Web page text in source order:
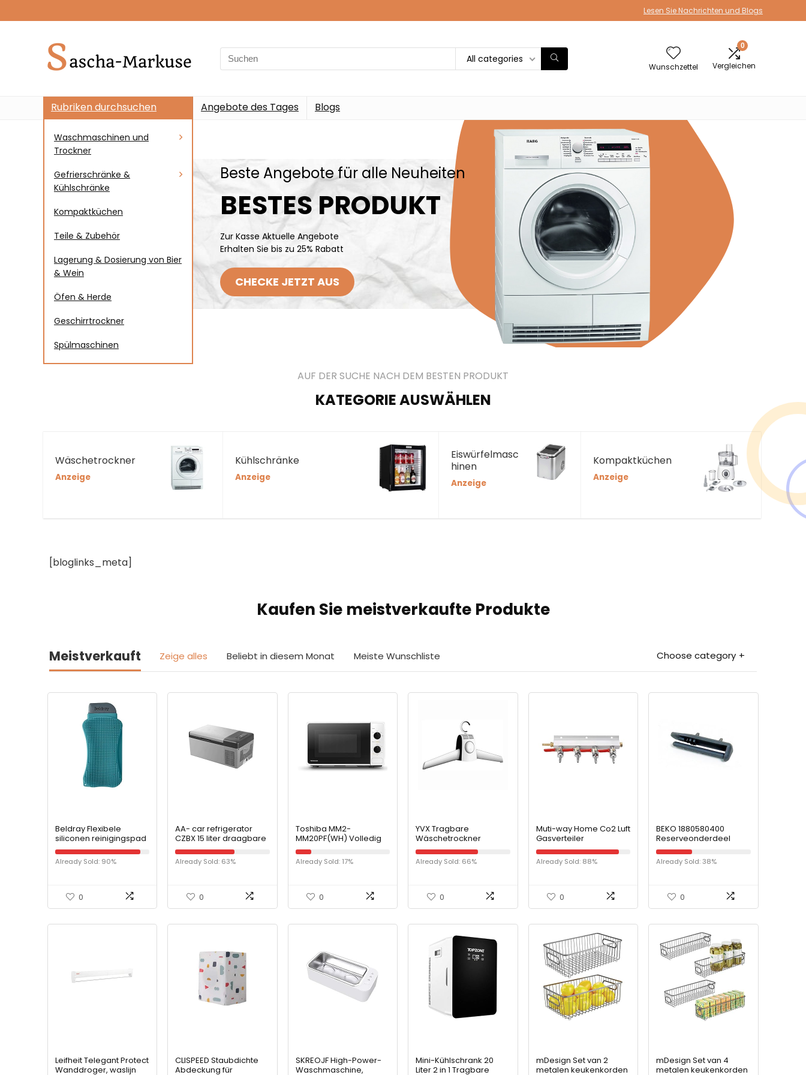
Lesen Sie Nachrichten und Blogs
All categories
Wunschzettel
0
Vergleichen
Rubriken durchsuchen
Waschmaschinen und
Trockner
Gefrierschränke &
Kühlschränke
Kompaktküchen
Teile & Zubehör
Lagerung & Dosierung von Bier
& Wein
Öfen & Herde
Geschirrtrockner
Spülmaschinen
Angebote des Tages Blogs
Beste Angebote für alle Neuheiten
BESTES PRODUKT
Zur Kasse Aktuelle Angebote
Erhalten Sie bis zu 25% Rabatt
CHECKE JETZT AUS
AUF DER SUCHE NACH DEM BESTEN PRODUKT
KATEGORIE AUSWÄHLEN
Wäschetrockner
Anzeige
Kühlschränke
Anzeige
Eiswürfelmasc
hinen
Anzeige
Kompaktküchen
Anzeige
[bloglinks_meta]
Kaufen Sie meistverkaufte Produkte
Meistverkauft Zeige alles Beliebt in diesem Monat Meiste Wunschliste Choose category
Beldray Flexibele
siliconen reinigingspad
| compact design |
geschikt voor servies,
potten en pannen en
Already Sold: 90%
0
AA- car refrigerator
CZBX 15 liter draagbare
compressor koelkast
koeler DC 12 V 24 V AC
230 V
Already Sold: 63%
0
Toshiba MM2-
MM20PF(WH) Volledig
functionele magnetron
met 5 standen,
eenvoudig ontdooien,
Already Sold: 17%
0
YVX Tragbare
Wäschetrockner
Kleiderbügel Elektrische
Mini Klappschuhe
Wärmer Trockner Rack
Schnelltrocknen für
Reisen nach Hause
Already Sold: 66%
0
Muti-way Home Co2 Luft
Gasverteiler
Verteilersplitter Bier 4
Wege für den
Heimgebrauch
Already Sold: 88%
0
BEKO 1880580400
Reserveonderdeel
Belling Diplomat Flavel
Leisure vaatwasser,
afdekking voor
Already Sold: 38%
0
Leifheit Telegant Protect
Wanddroger, waslijn
CLISPEED Staubdichte
Abdeckung für
SKREOJF High-Power-
Waschmaschine,
Mini-Kühlschrank 20
Liter 2 in 1 Tragbare
mDesign Set van 2
metalen keukenkorden
mDesign Set van 4
metalen keukenkorden